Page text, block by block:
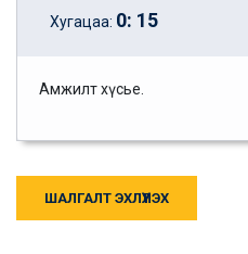
Хугацаа: 0: 15
Амжилт хүсье.
ШАЛГАЛТ ЭХЛҮҮЛЭХ